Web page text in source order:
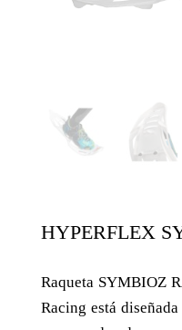
HYPERFLEX
Raqueta SYMBIOZ
Racing está